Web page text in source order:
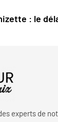
: le
experts de